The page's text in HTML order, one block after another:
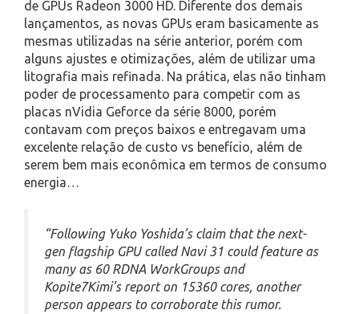
de GPUs Radeon 3000 HD. Diferente dos demais
lançamentos, as novas GPUs eram basicamente as
mesmas utilizadas na série anterior, porém com
alguns ajustes e otimizações, além de utilizar uma
litografia mais refinada. Na prática, elas não tinham
poder de processamento para competir com as
placas nVidia Geforce da série 8000, porém
contavam com preços baixos e entregavam uma
excelente relação de custo vs benefício, além de
serem bem mais econômica em termos de consumo
energia…
“Following Yuko Yoshida’s claim that the next-
gen flagship GPU called Navi 31 could feature as
many as 60 RDNA WorkGroups and
Kopite7Kimi’s report on 15360 cores, another
person appears to corroborate this rumor.